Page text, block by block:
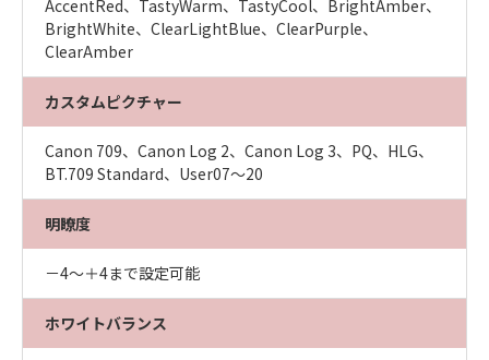
AccentRed、TastyWarm、TastyCool、BrightAmber、
BrightWhite、ClearLightBlue、ClearPurple、
ClearAmber
カスタムピクチャー
Canon 709、Canon Log 2、Canon Log 3、PQ、HLG、
BT.709 Standard、User07～20
明瞭度
－4～＋4まで設定可能
ホワイトバランス